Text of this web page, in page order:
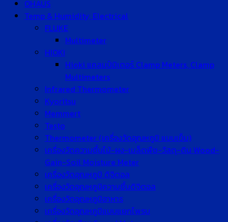
OHAUS
Temp & Humidity, Electrical
FLUKE
Multimeter
HIOKI
Hioki แคลมป์มิเตอร์ Clamp Meters, Clamp
Multimeters
Infrared Thermometer
Kyoritsu
Memmert
Testo
Thermometer (เครื่องวัดอุณหภูมิ แบบเข็ม)
เครื่องวัดความชื้นไม้-ผง-เมล็ดพืช-วัสดุ-ดิน Wood-
Gain-Soil Moisture Meter
เครื่องวัดอุณหภูมิ ดิจิตอล
เครื่องวัดอุณหภูมิความชื้นดิจิตอล
เครื่องวัดอุณหภูมิอาหาร
เครื่องวัดอุณหภูมิแบบแยกโพรบ